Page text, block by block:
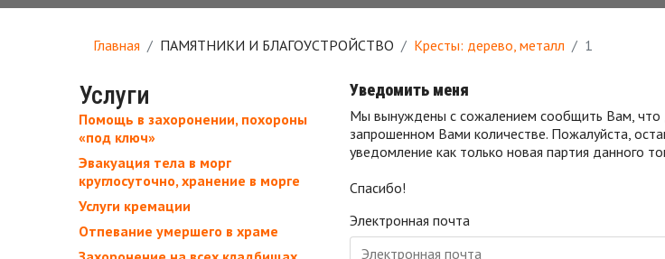
Главная ПАМЯТНИКИ И БЛАГОУСТРОЙСТВО Кресты: дерево, металл 1
Услуги
Помощь в захоронении, похороны
«под ключ»
Эвакуация тела в морг
круглосуточно, хранение в морге
Услуги кремации
Отпевание умершего в храме
Уведомить меня
Мы вынуждены с сожалением сообщить Вам, что
запрошенном Вами количестве. Пожалуйста,
уведомление как только новая партия данного
Спасибо!
Электронная почта